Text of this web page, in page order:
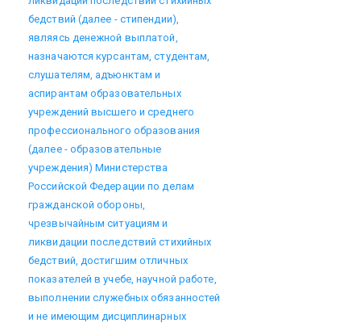
бедствий (далее - стипендии),
являясь денежной выплатой,
назначаются курсантам, студентам,
слушателям, адъюнктам и
аспирантам образовательных
учреждений высшего и среднего
профессионального образования
(далее - образовательные
учреждения) Министерства
Российской Федерации по делам
гражданской обороны,
чрезвычайным ситуациям и
ликвидации последствий стихийных
бедствий, достигшим отличных
показателей в учебе, научной работе,
выполнении служебных обязанностей
и не имеющим дисциплинарных